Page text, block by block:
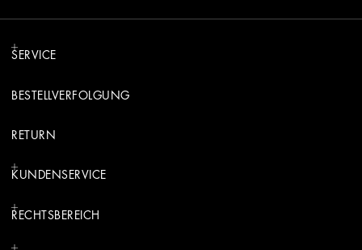
SERVICE
BESTELLVERFOLGUNG
RETURN
KUNDENSERVICE
RECHTSBEREICH